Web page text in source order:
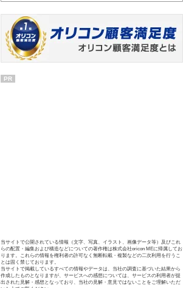
PR
当サイトで公開されている情報（文字、写真、イラスト、画像データ等）及びこれ
らの配置・編集および構造などについての著作権は株式会社oricon MEに帰属してお
ります。これらの情報を権利者の許可なく無断転載・複製などの二次利用を行うこ
とは固く禁じております。
当サイトで掲載しているすべての情報やデータは、当社の調査に基づいた結果から
作成したものとなりますが、サービスへの感想については、サービスの利用者が提
出された見解・感想となっており、当社の見解・意見ではないことをご理解いただ